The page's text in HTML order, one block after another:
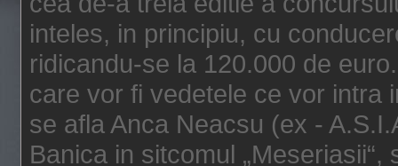
inteles, in principiu, cu
ridicandu-se la 120.000 de
care vor fi vedetele ce vor intra
se afla Anca Neacsu (ex -
Banica in sitcomul